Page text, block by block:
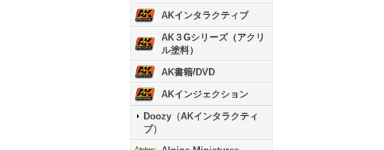
AKインタラクティブ
AK３Gシリーズ（アクリ
ル塗料）
AK書籍/DVD
AKインジェクション
Doozy（AKインタラクティ
ブ）